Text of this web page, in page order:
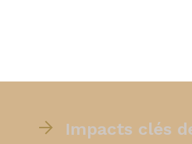
Impacts clés